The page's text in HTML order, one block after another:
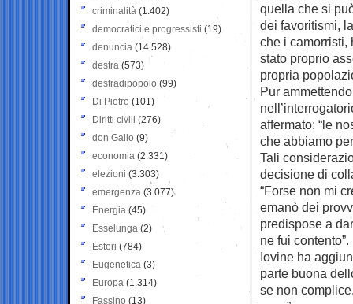
quella che si
dei favoritismi,
che i camorristi,
stato proprio
propria
Pur
affermato: “le
che abbiamo
Tali
decisione di
“Forse non mi
emanò dei
predispose a
ne fui contento”.
Iovine ha
parte buona
se non
criminalità (1.402)
democratici e progressisti (19)
denuncia (14.528)
destra (573)
destradipopolo (99)
Di Pietro (101)
Diritti civili (276)
don Gallo (9)
economia (2.331)
elezioni (3.303)
emergenza (3.077)
Energia (45)
Esselunga (2)
Esteri (784)
Eugenetica (3)
Europa (1.314)
Fassino (13)